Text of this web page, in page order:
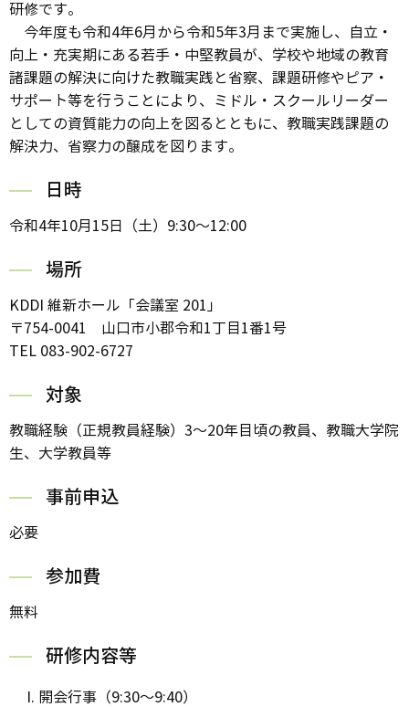
研修です。
今年度も令和4年6月から令和5年3月まで実施し、自立・
向上・充実期にある若手・中堅教員が、学校や地域の教育
諸課題の解決に向けた教職実践と省察、課題研修やピア・
サポート等を行うことにより、ミドル・スクールリーダー
としての資質能力の向上を図るとともに、教職実践課題の
解決力、省察力の醸成を図ります。
日時
令和4年10月15日（土）9:30～12:00
場所
KDDI 維新ホール「会議室 201」
〒754-0041 山口市小郡令和1丁目1番1号
TEL 083-902-6727
対象
教職経験（正規教員経験）3～20年目頃の教員、教職大学院
生、大学教員等
事前申込
必要
参加費
無料
研修内容等
開会行事（9:30～9:40）